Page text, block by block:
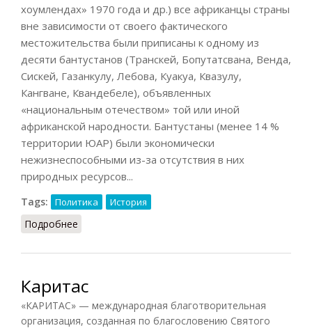
хоумлендах» 1970 года и др.) все африканцы страны
вне зависимости от своего фактического
местожительства были приписаны к одному из
десяти бантустанов (Транскей, Бопутатсвана, Венда,
Сискей, Газанкулу, Лебова, Куакуа, Квазулу,
Кангване, Квандебеле), объявленных
«национальным отечеством» той или иной
африканской народности. Бантустаны (менее 14 %
территории ЮАР) были экономически
нежизнеспособными из-за отсутствия в них
природных ресурсов...
Tags: Политика История
Подробнее
Каритас
«КАРИТАС» — международная благотворительная
организация, созданная по благословению Святого